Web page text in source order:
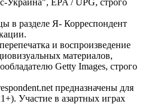
в разделе Я- Корреспондент
и воспроизведение
материалов,
Getty Images, строго
предназначены для
Участие в азартных играх